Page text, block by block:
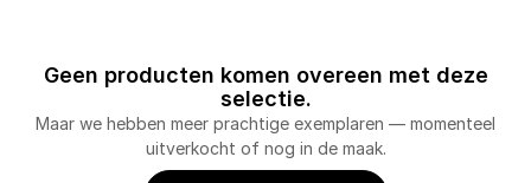
Geen producten komen overeen met deze
selectie.
Maar we hebben meer prachtige exemplaren — momenteel
uitverkocht of nog in de maak.